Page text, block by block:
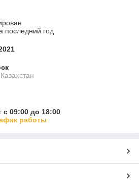
последний год
с 09:00 до 18:00
работы